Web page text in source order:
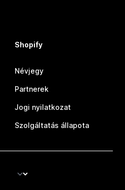
Shopify
Névjegy
Partnerek
Jogi nyilatkozat
Szolgáltatás állapota